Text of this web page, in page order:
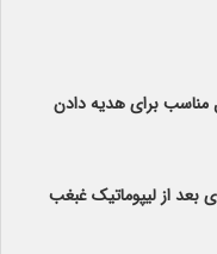
مناسب برای هدیه دادن
بعد از لیپوماتیک غبغب